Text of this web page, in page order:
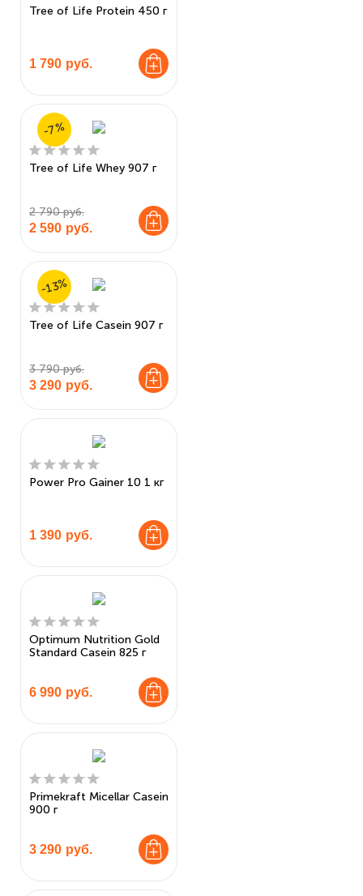
Tree of Life Protein 450 г
1 790 руб.
Tree of Life Whey 907 г
2 790 руб.
2 590 руб.
-7%
Tree of Life Casein 907 г
3 790 руб.
3 290 руб.
-13%
Power Pro Gainer 10 1 кг
1 390 руб.
Optimum Nutrition Gold
Standard Casein 825 г
6 990 руб.
Primekraft Micellar Casein
900 г
3 290 руб.